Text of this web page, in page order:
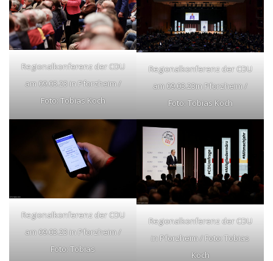
Regionalkonferenz der CDU
am 09.03.23 in Pforzheim /
Foto: Tobias Koch
Regionalkonferenz der CDU
am 09.03.23in Pforzheim /
Foto: Tobias Koch
Regionalkonferenz der CDU
am 09.03.23 in Pforzheim /
Foto: Tobias
Regionalkonferenz der CDU
in Pforzheim / Foto: Tobias
Koch